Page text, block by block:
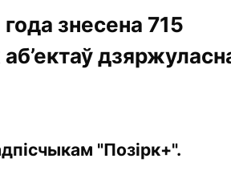
знесена 715
"Позірк+".